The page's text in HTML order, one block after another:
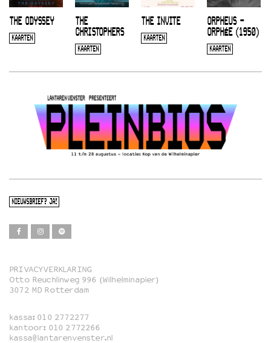
THE ODYSSEY
KAARTEN
THE
CHRISTOPHERS
KAARTEN
THE INVITE
KAARTEN
ORPHEUS –
ORPHÉE (1950)
KAARTEN
NIEUWSBRIEF? JA!
Film
Familie
PRIVACYVERKLARING
Otto Reuchlinweg 996 (Wilhelminapier)
3072 MD Rotterdam
kassa: 010 2772277
kantoor: 010 2772266
kassa@lantarenvenster.nl